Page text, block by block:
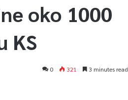
oko 1000
KS
0 321 3 minutes read